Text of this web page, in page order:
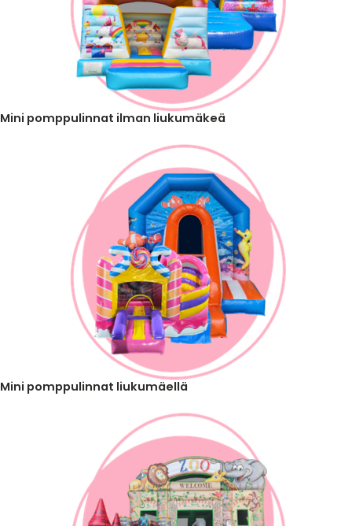
Mini pomppulinnat ilman liukumäkeä
Mini pomppulinnat liukumäellä